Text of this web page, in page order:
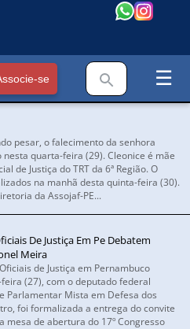
se ☰
pesar, o falecimento da senhora
quarta-feira (29). Cleonice é mãe
de Justiça do TRT da 6ª Região. O
na manhã desta quinta-feira (30).
da Assojaf-PE...
De Justiça Em Pe Debatem
Meira
de Justiça em Pernambuco
(27), com o deputado federal
Parlamentar Mista em Defesa dos
foi formalizada a entrega do convite
de abertura do 17º Congresso